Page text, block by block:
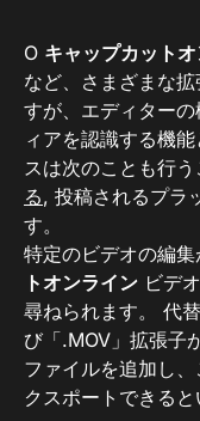
O キャップカット
など、さまざまな
すが、エディター
ィアを認識する機
スは次のことも行
る, 投稿されるプラ
す。
特定のビデオの編
トオンライン ビデ
尋ねられます。 代
び「.MOV」拡張子
ファイルを追加し
クスポートできると